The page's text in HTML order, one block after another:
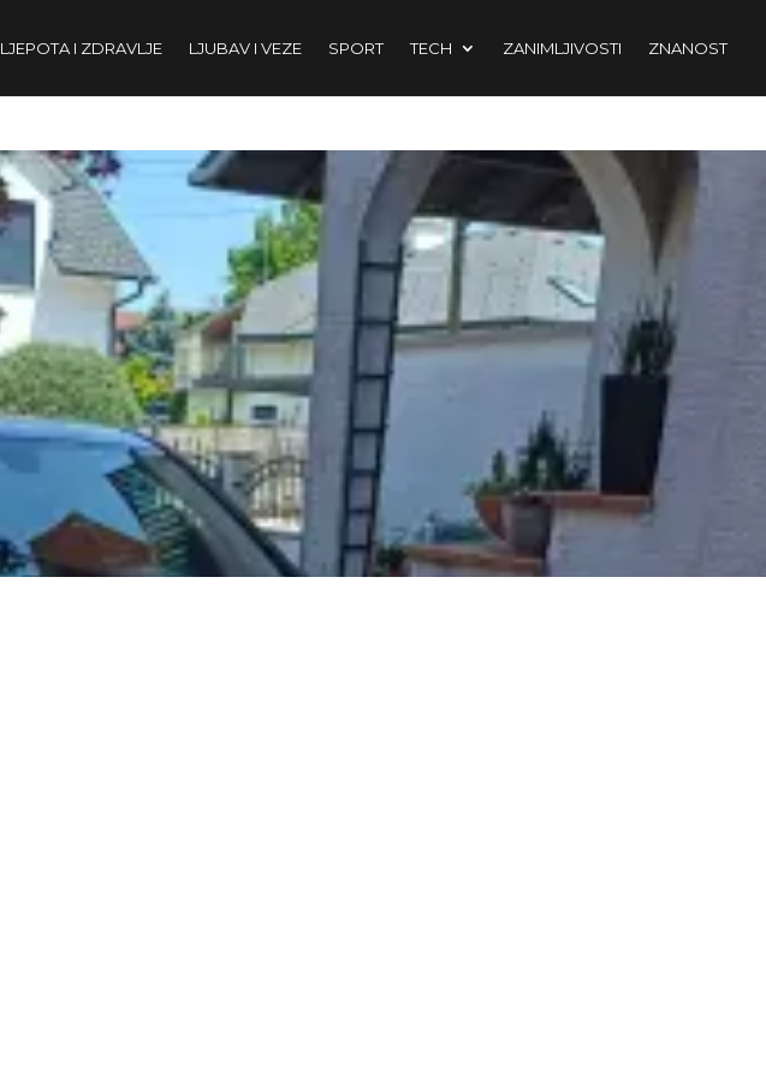
LJEPOTA I ZDRAVLJE LJUBAV I VEZE SPORT TECH ZANIMLJIVOSTI ZNANOST